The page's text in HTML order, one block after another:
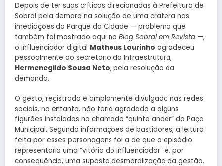
Depois de ter suas críticas direcionadas à Prefeitura de
Sobral pela demora na solução de uma cratera nas
imediações do Parque da Cidade — problema que
também foi mostrado aqui no Blog Sobral em Revista —,
o influenciador digital Matheus Lourinho agradeceu
pessoalmente ao secretário da Infraestrutura,
Hermenegildo Sousa Neto, pela resolução da
demanda.
O gesto, registrado e amplamente divulgado nas redes
sociais, no entanto, não teria agradado a alguns
figurões instalados no chamado “quinto andar” do Paço
Municipal. Segundo informações de bastidores, a leitura
feita por esses personagens foi a de que o episódio
representaria uma “vitória do influenciador” e, por
consequência, uma suposta desmoralização da gestão.